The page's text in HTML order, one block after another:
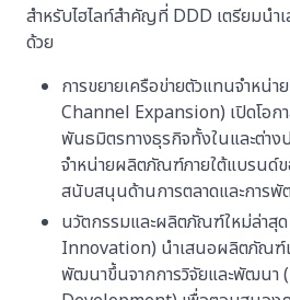
สำหรับไฮไลท์สำคัญที่ DDD เตรียมนำ
ด้วย
การขยายเครือข่ายตัวแทนจำห
Channel Expansion) เปิดโอก
พันธมิตรทางธุรกิจทั้งในและต่าง
จำหน่ายผลิตภัณฑ์ภายใต้แบรนด์
สนับสนุนด้านการตลาดและการ
นวัตกรรมและผลิตภัณฑ์ใหม่ล่าสุ
Innovation) นำเสนอผลิตภัณฑ์
พัฒนาขึ้นจากการวิจัยและพัฒนา